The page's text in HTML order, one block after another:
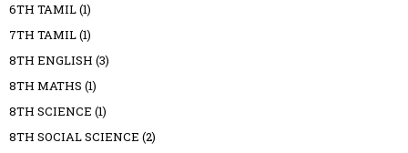
6TH TAMIL(1)
7TH TAMIL(1)
8TH ENGLISH (3)
8TH MATHS (1)
8TH SCIENCE (1)
8TH SOCIAL SCIENCE (2)